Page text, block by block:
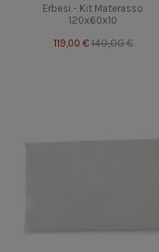
Erbesi - Kit Materasso
120x60x10
119,00 € 140,00 €